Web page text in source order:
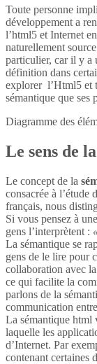
Toute personne
développement a
l’html5 et Internet
naturellement
particulier, car il y a
définition dans
explorer l’Html5 et
sémantique que ses
Diagramme des
Le sens de
Le concept de la
consacrée à l’étude
français, nous
Si vous pensez à
gens l’interprètent :
La sémantique se
gens de le lire pour
collaboration avec
ce qui facilite la
parlons de la
communication
La sémantique html
laquelle les
d’Internet. Par
contenant certaines